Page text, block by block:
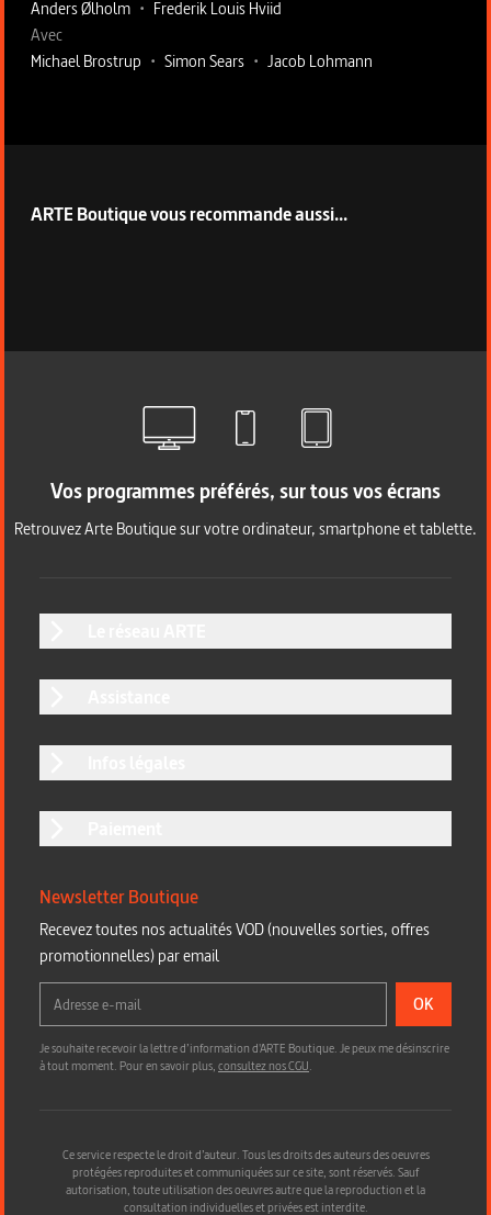
Anders Ølholm • Frederik Louis Hviid
Avec
Michael Brostrup • Simon Sears • Jacob Lohmann
ARTE Boutique vous recommande aussi...
Vos programmes préférés, sur tous vos écrans
Retrouvez Arte Boutique sur votre ordinateur, smartphone et tablette.
Newsletter Boutique
Recevez toutes nos actualités VOD (nouvelles sorties, offres
promotionnelles) par email
OK
Je souhaite recevoir la lettre d’information d'ARTE Boutique. Je peux me désinscrire
à tout moment. Pour en savoir plus,consultez nos CGU.
Ce service respecte le droit d’auteur. Tous les droits des auteurs des oeuvres
protégées reproduites et communiquées sur ce site, sont réservés. Sauf
autorisation, toute utilisation des oeuvres autre que la reproduction et la
consultation individuelles et privées est interdite.